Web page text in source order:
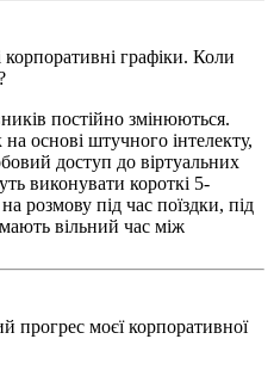
графіки. Коли
постійно змінюються.
основі штучного інтелекту,
доступ до віртуальних
виконувати короткі 5-
розмову під час поїздки, під
вільний час між
прогрес моєї корпоративної